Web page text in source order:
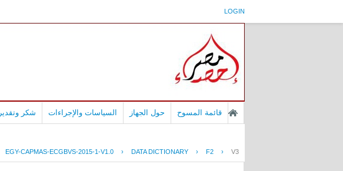
LOGIN
قائمة المسوح حول الجهاز السياسات والإجراءات شكر وتقدير
EGY-CAPMAS-ECGBVS-2015-1-V1.0 › DATA DICTIONARY › F2 › V3